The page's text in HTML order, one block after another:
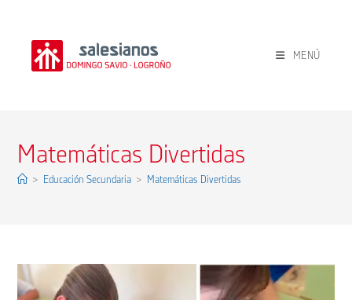
contenido
MENÚ
Matemáticas Divertidas
> Educación Secundaria > Matemáticas Divertidas